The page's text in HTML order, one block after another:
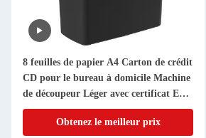
8 feuilles de papier A4 Carton de crédit
CD pour le bureau à domicile Machine
de découpeur Léger avec certificat ETL
EMC CE
Obtenez le meilleur prix